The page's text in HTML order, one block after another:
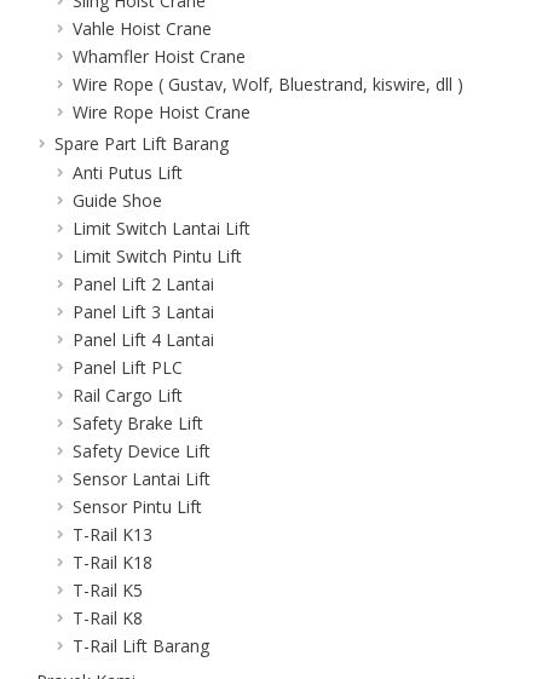
Vahle Hoist Crane
Whamfler Hoist Crane
Wire Rope ( Gustav, Wolf, Bluestrand, kiswire, dll )
Wire Rope Hoist Crane
Spare Part Lift Barang
Anti Putus Lift
Guide Shoe
Limit Switch Lantai Lift
Limit Switch Pintu Lift
Panel Lift 2 Lantai
Panel Lift 3 Lantai
Panel Lift 4 Lantai
Panel Lift PLC
Rail Cargo Lift
Safety Brake Lift
Safety Device Lift
Sensor Lantai Lift
Sensor Pintu Lift
T-Rail K13
T-Rail K18
T-Rail K5
T-Rail K8
T-Rail Lift Barang